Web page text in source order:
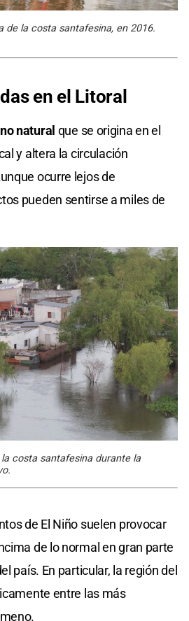
de la costa santafesina, en 2016.
en el Litoral
natural que se origina en el
y altera la circulación
ocurre lejos de
pueden sentirse a miles de
costa santafesina durante la
de El Niño suelen provocar
de lo normal en gran parte
país. En particular, la región del
entre las más